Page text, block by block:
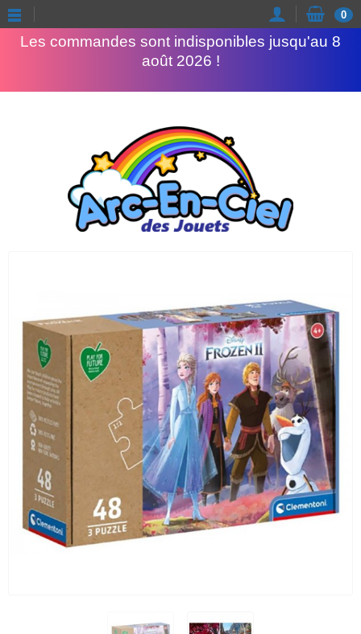
Les commandes sont indisponibles jusqu'au 8
août 2026 !
0